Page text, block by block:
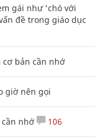
gái như 'chó với
đề trong giáo dục
cơ bản cần nhớ
giờ nên gọi
cần nhớ 106